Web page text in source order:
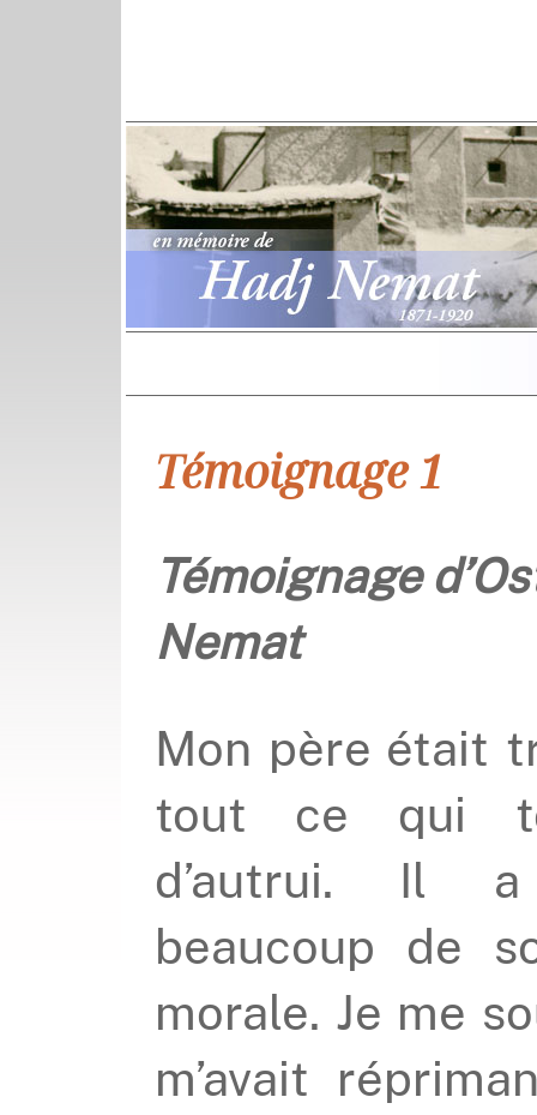
Témoignage 1
Témoignage
Nemat
Mon père était
tout ce qui
d’autrui. Il a
beaucoup de
morale. Je me
m’avait